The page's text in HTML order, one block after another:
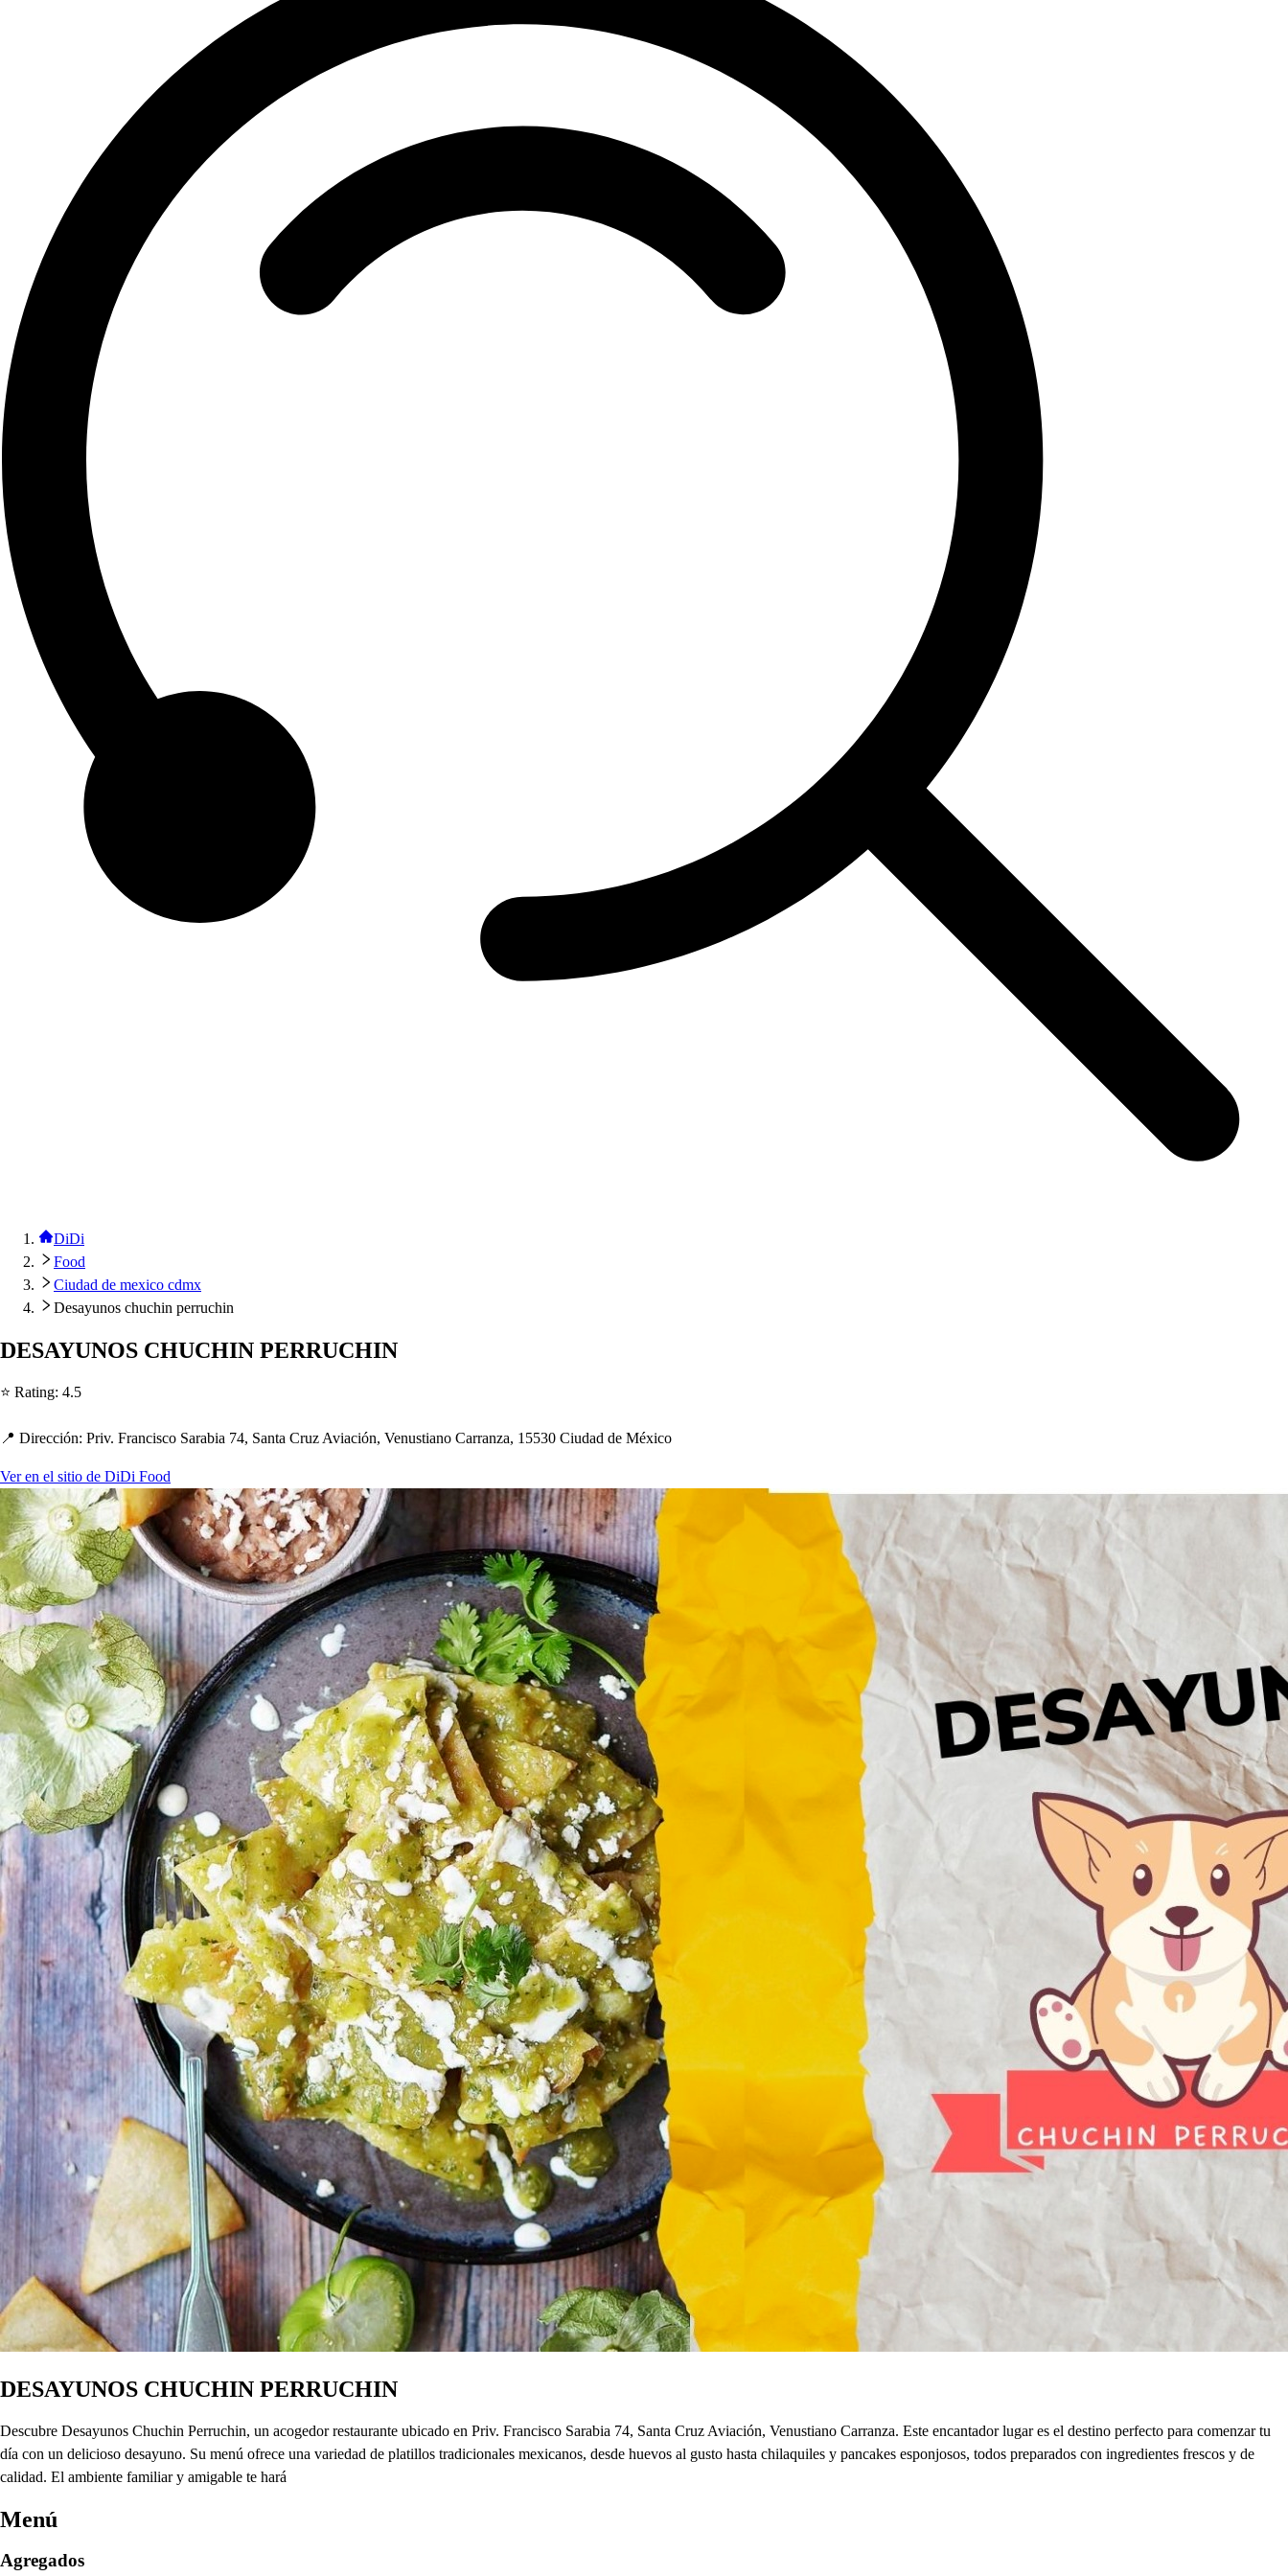
DiDi
Food
Ciudad de mexico cdmx
Desayunos chuchin perruchin
DESAYUNOS CHUCHIN PERRUCHIN
⭐ Rating: 4.5
📍 Dirección: Priv. Francisco Sarabia 74, Santa Cruz Aviación, Venustiano Carranza, 15530 Ciudad de México
Ver en el sitio de DiDi Food
DESAYUNOS CHUCHIN PERRUCHIN
Descubre Desayunos Chuchin Perruchin, un acogedor restaurante ubicado en Priv. Francisco Sarabia 74, Santa Cruz Aviación, Venustiano Carranza. Este encantador lugar es el destino perfecto para comenzar tu
día con un delicioso desayuno. Su menú ofrece una variedad de platillos tradicionales mexicanos, desde huevos al gusto hasta chilaquiles y pancakes esponjosos, todos preparados con ingredientes frescos y de
calidad. El ambiente familiar y amigable te hará
Menú
Agregados